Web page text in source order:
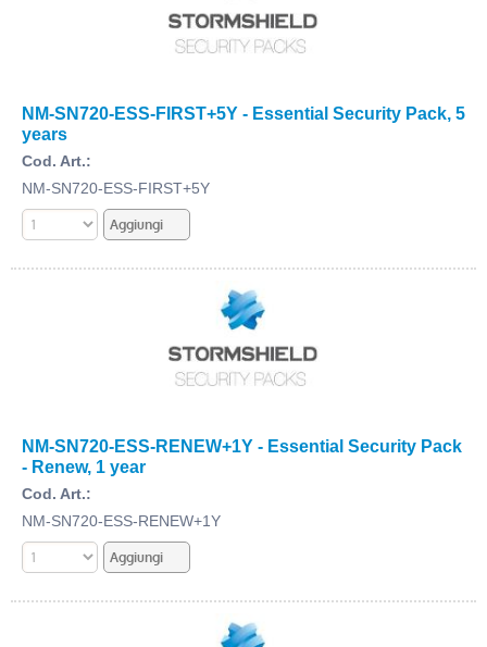
NM-SN720-ESS-FIRST+5Y - Essential Security Pack, 5
years
Cod. Art.:
NM-SN720-ESS-FIRST+5Y
NM-SN720-ESS-RENEW+1Y - Essential Security Pack
- Renew, 1 year
Cod. Art.:
NM-SN720-ESS-RENEW+1Y